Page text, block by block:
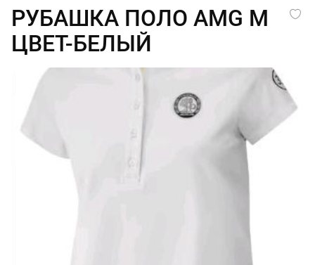
РУБАШКА ПОЛО AMG M
РУБАШКА ПОЛО AMG M
ЦВЕТ-БЕЛЫЙ